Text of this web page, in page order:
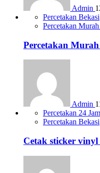
Admin
Percetakan Bekasi
Percetakan
Percetakan
Admin
Percetakan 24 Jam
Percetakan Bekasi
Cetak sticker vinyl